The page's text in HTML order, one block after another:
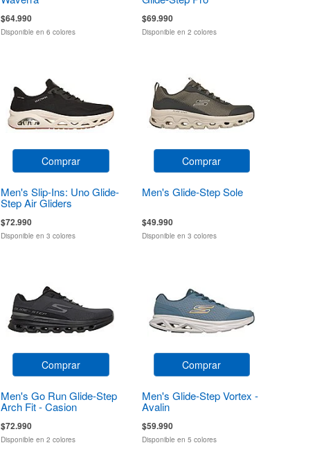
$64.990
Disponible en 6 colores
$69.990
Disponible en 2 colores
Comprar
Men's Slip-Ins: Uno Glide-
Step Air Gliders
$72.990
Disponible en 3 colores
Comprar
Men's Glide-Step Sole
$49.990
Disponible en 3 colores
Comprar
Men's Go Run Glide-Step
Arch Fit - Casion
$72.990
Disponible en 2 colores
Comprar
Men's Glide-Step Vortex -
Avalin
$59.990
Disponible en 5 colores